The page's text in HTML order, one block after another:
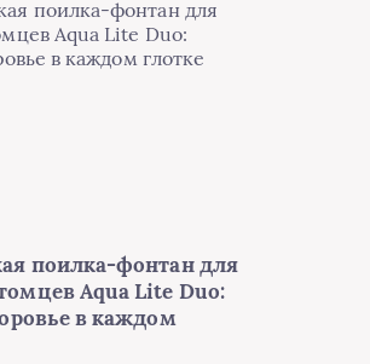
поилка-фонтан для
Aqua Lite Duo:
в каждом